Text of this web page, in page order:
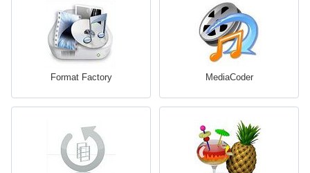
Format Factory MediaCoder